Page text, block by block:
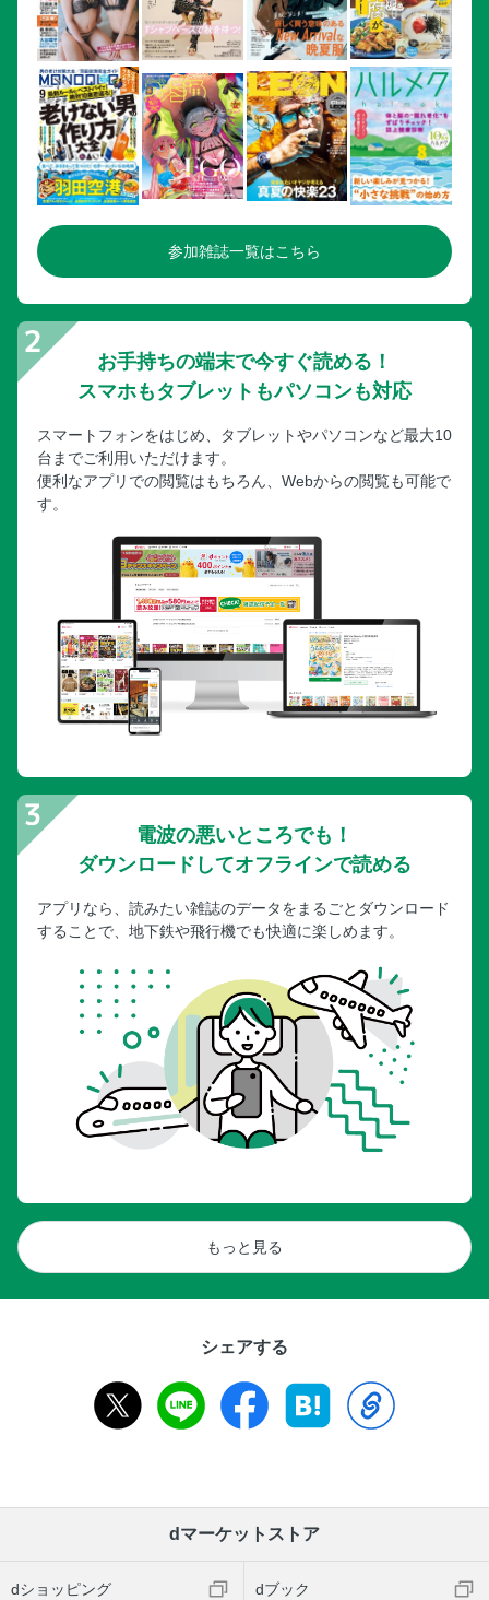
参加雑誌一覧はこちら
お手持ちの端末で今すぐ読める！
スマホもタブレットもパソコンも対応
スマートフォンをはじめ、タブレットやパソコンなど最大10
台までご利用いただけます。
便利なアプリでの閲覧はもちろん、Webからの閲覧も可能で
す。
電波の悪いところでも！
ダウンロードしてオフラインで読める
アプリなら、読みたい雑誌のデータをまるごとダウンロード
することで、地下鉄や飛行機でも快適に楽しめます。
もっと見る
シェアする
dマーケットストア
dショッピング dブック